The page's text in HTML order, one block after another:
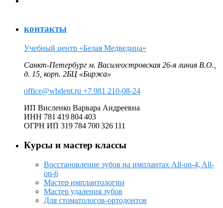
контакты
Учебный центр «Белая Медведица»
Санкт-Петербург м. Василеостровская 26‑я линия В.О.,
д. 15, корп. 2БЦ «Биржа»
office@wbdent.ru +7 981 210-08-24
ИП Висленко Варвара Андреевна
ИНН 781 419 804 403
ОГРН ИП 319 784 700 326 111
Курсы и мастер классы
Восстановление зубов на имплантах All-on-4, All-
on-6
Мастер имплантологии
Мастер удаления зубов
Для стоматологов-ортодонтов